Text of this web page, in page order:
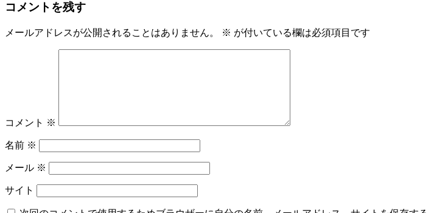
コメントを残す
メールアドレスが公開されることはありません。 ※ が付いている欄は必須項目です
コメント ※
名前 ※
メール ※
サイト